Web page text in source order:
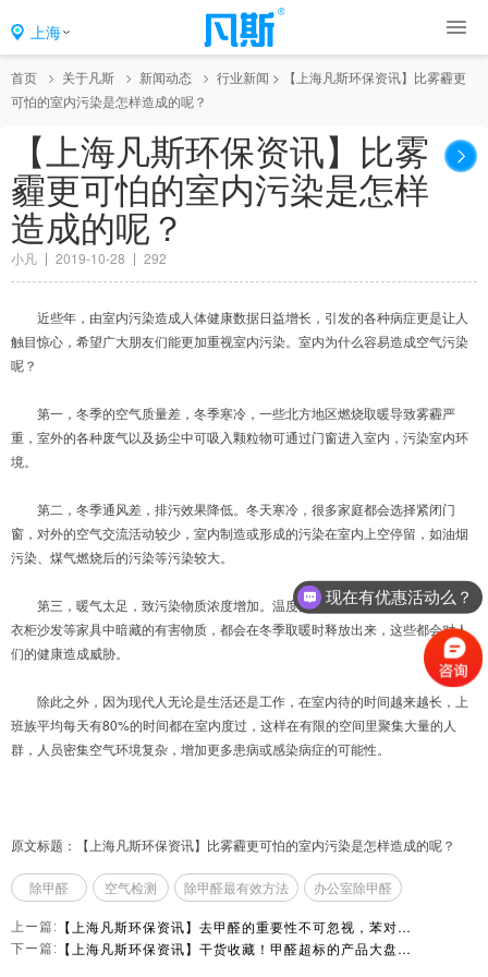
上海
首页 关于凡斯 新闻动态 行业新闻 >
【上海凡斯环保资讯】比雾霾更
可怕的室内污染是怎样造成的呢？
【上海凡斯环保资讯】比雾
霾更可怕的室内污染是怎样
造成的呢？
小凡 2019-10-28 292
近些年，由室内污染造成人体健康数据日益增长，引发的各种病症更是让人
触目惊心，希望广大朋友们能更加重视室内污染。室内为什么容易造成空气污染
呢？
第一，冬季的空气质量差，冬季寒冷，一些北方地区燃烧取暖导致雾霾严
重，室外的各种废气以及扬尘中可吸入颗粒物可通过门窗进入室内，污染室内环
境。
第二，冬季通风差，排污效果降低。冬天寒冷，很多家庭都会选择紧闭门
窗，对外的空气交流活动较少，室内制造或形成的污染在室内上空停留，如油烟
污染、煤气燃烧后的污染等污染较大。
第三，暖气太足，致污染物质浓度增加。温度高有利于有毒气体的挥发，如
衣柜沙发等家具中暗藏的有害物质，都会在冬季取暖时释放出来，这些都会对人
们的健康造成威胁。
除此之外，因为现代人无论是生活还是工作，在室内待的时间越来越长，上
班族平均每天有80%的时间都在室内度过，这样在有限的空间里聚集大量的人
群，人员密集空气环境复杂，增加更多患病或感染病症的可能性。
原文标题：【上海凡斯环保资讯】比雾霾更可怕的室内污染是怎样造成的呢？
除甲醛 空气检测 除甲醛最有效方法 办公室除甲醛
上ー篇: 【上海凡斯环保资讯】去甲醛的重要性不可忽视，苯对人体的危害都有哪些？
下ー篇: 【上海凡斯环保资讯】干货收藏！甲醛超标的产品大盘点！
现在有优惠活动么？